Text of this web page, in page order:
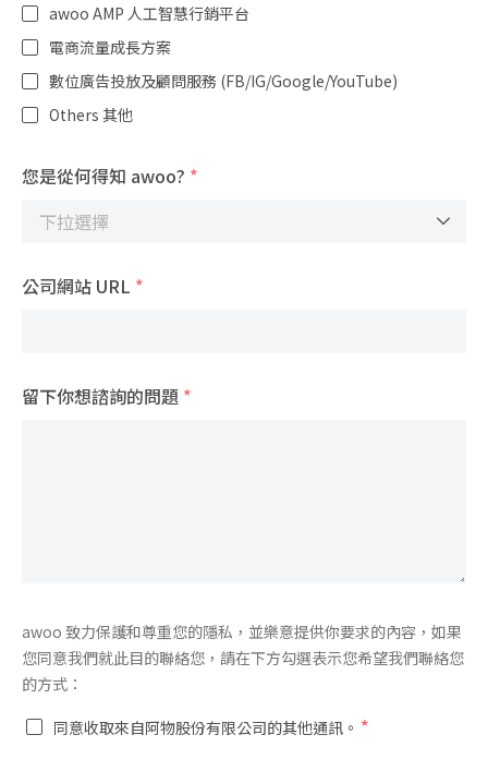
awoo AMP 人工智慧行銷平台
電商流量成長方案
數位廣告投放及顧問服務 (FB/IG/Google/YouTube)
Others 其他
您是從何得知 awoo? *
公司網站 URL *
留下你想諮詢的問題 *
同
意
*
awoo 致力保護和尊重您的隱私，並樂意提供你要求的內容，如果
您同意我們就此目的聯絡您，請在下方勾選表示您希望我們聯絡您
的方式：
同意收取來自阿物股份有限公司的其他通訊。 *